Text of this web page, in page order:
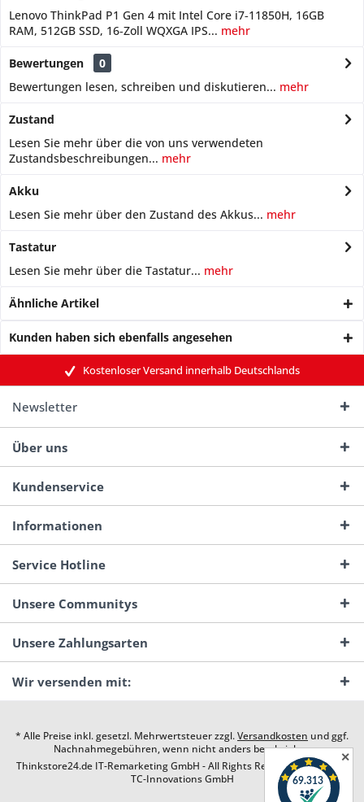
Lenovo ThinkPad P1 Gen 4 mit Intel Core i7‑11850H, 16GB
RAM, 512GB SSD, 16‑Zoll WQXGA IPS... mehr
Bewertungen
0
Bewertungen lesen, schreiben und diskutieren... mehr
Zustand
Lesen Sie mehr über die von uns verwendeten
Zustandsbeschreibungen... mehr
Akku
Lesen Sie mehr über den Zustand des Akkus... mehr
Tastatur
Lesen Sie mehr über die Tastatur... mehr
Ähnliche Artikel
Kunden haben sich ebenfalls angesehen
Kostenloser Versand innerhalb Deutschlands
Newsletter
Über uns
Kundenservice
Informationen
Service Hotline
Unsere Communitys
Unsere Zahlungsarten
Wir versenden mit:
* Alle Preise inkl. gesetzl. Mehrwertsteuer zzgl.Versandkosten und ggf.
Nachnahmegebühren, wenn nicht anders beschrieben
Thinkstore24.de IT-Remarketing GmbH - All Rights Reserved. Design by
TC-Innovations GmbH
✕